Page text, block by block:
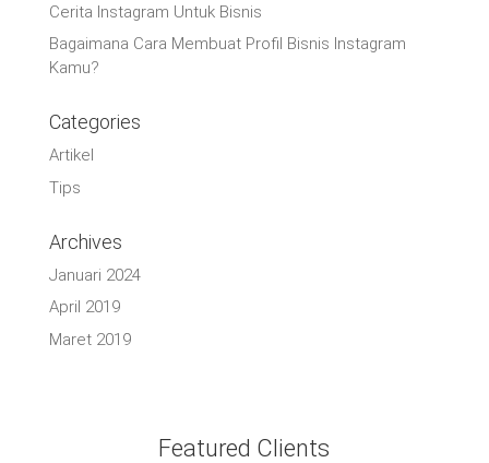
Cerita Instagram Untuk Bisnis
Bagaimana Cara Membuat Profil Bisnis Instagram
Kamu?
Categories
Artikel
Tips
Archives
Januari 2024
April 2019
Maret 2019
Featured Clients